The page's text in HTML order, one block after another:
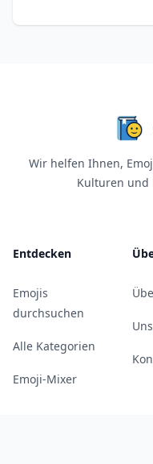
Wir helfen Ihnen,
Kulturen und
Entdecken
Emojis
durchsuchen
Alle Kategorien
Emoji-Mixer